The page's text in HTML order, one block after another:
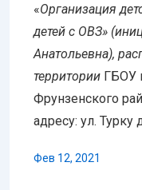
«Организация
детей с ОВЗ»
Анатольевна),
территории ГБОУ
Фрунзенского
адресу: ул. Турку
Фев 12, 2021